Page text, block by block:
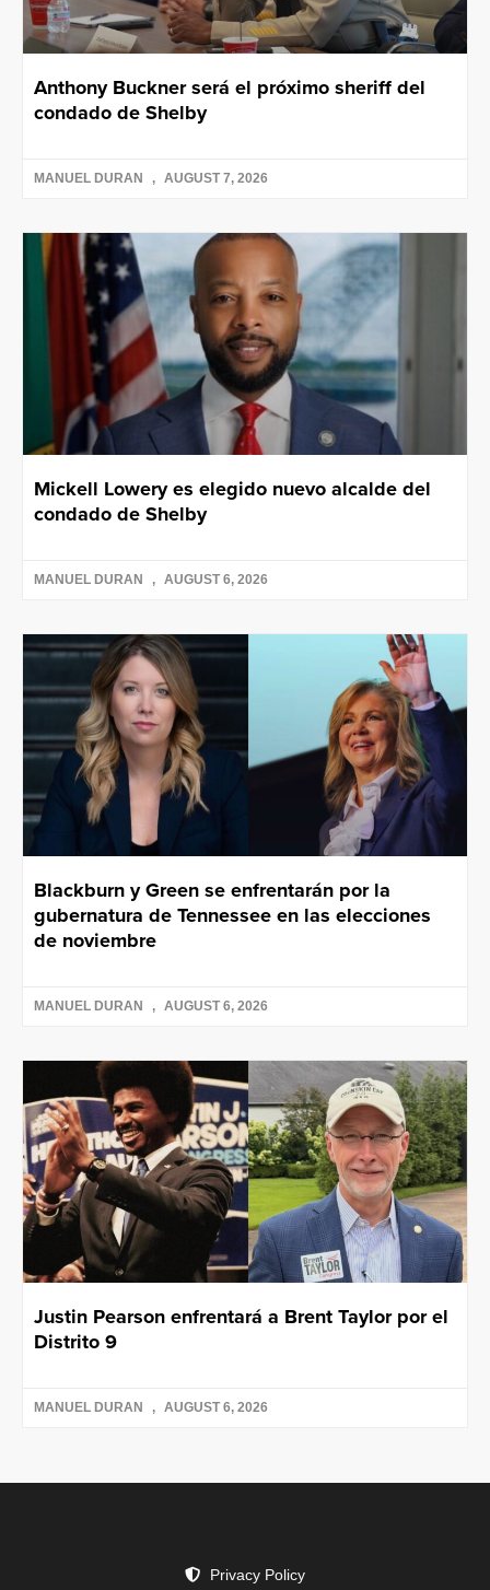
Anthony Buckner será el próximo sheriff del
condado de Shelby
MANUEL DURAN AUGUST 7, 2026
Mickell Lowery es elegido nuevo alcalde del
condado de Shelby
MANUEL DURAN AUGUST 6, 2026
Blackburn y Green se enfrentarán por la
gubernatura de Tennessee en las elecciones
de noviembre
MANUEL DURAN AUGUST 6, 2026
Justin Pearson enfrentará a Brent Taylor por el
Distrito 9
MANUEL DURAN AUGUST 6, 2026
Privacy Policy